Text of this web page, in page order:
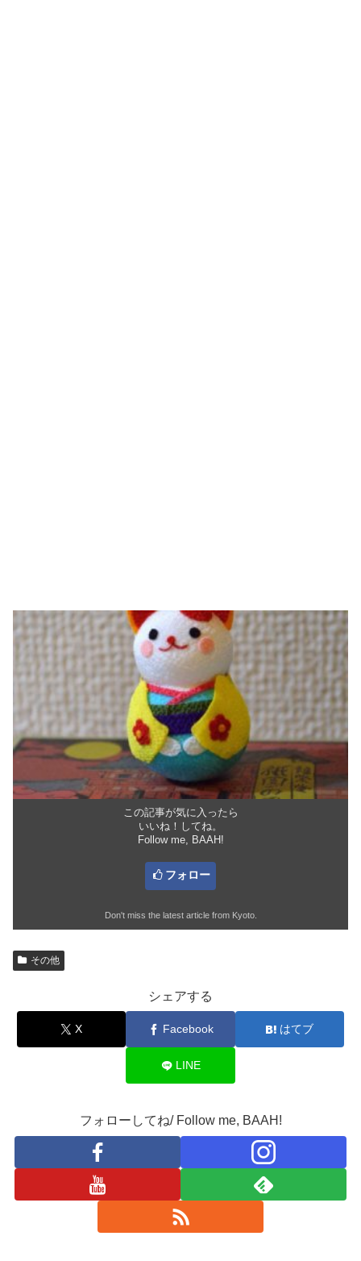
この記事が気に入ったら
いいね！してね。
Follow me, BAAH!
フォロー
Don't miss the latest article from Kyoto.
その他
シェアする
X Facebook はてブ
LINE
フォローしてね/ Follow me, BAAH!